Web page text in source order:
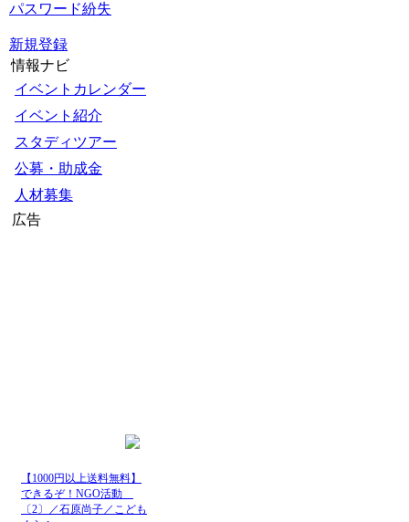
パスワード紛失
新規登録
情報ナビ
イベントカレンダー
イベント紹介
スタディツアー
公募・助成金
人材募集
広告